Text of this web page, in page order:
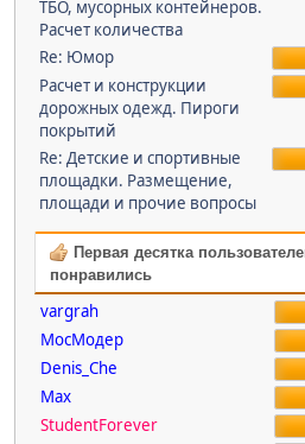
ТБО, мусорных контейнеров.
Расчет количества
Re: Юмор
Расчет и конструкции
дорожных одежд. Пироги
покрытий
Re: Детские и спортивные
площадки. Размещение,
площади и прочие вопросы
Первая десятка
понравились
vargrah
МосМодер
Denis_Che
Max
StudentForever